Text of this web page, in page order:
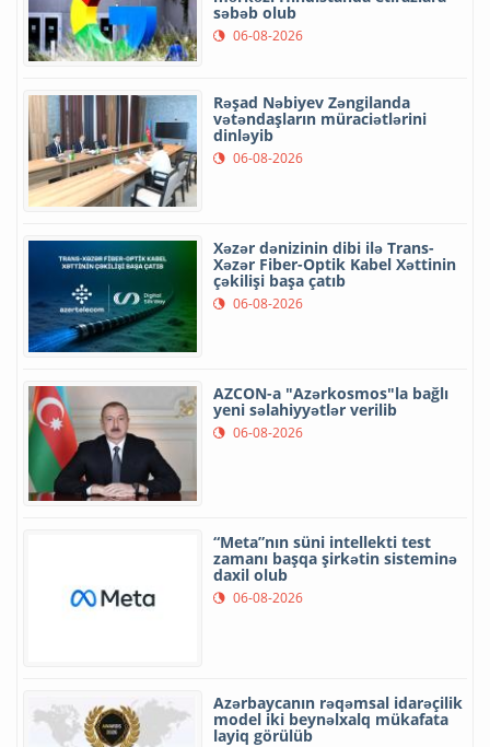
səbəb olub
06-08-2026
Rəşad Nəbiyev Zəngilanda
vətəndaşların müraciətlərini
dinləyib
06-08-2026
Xəzər dənizinin dibi ilə Trans-
Xəzər Fiber-Optik Kabel Xəttinin
çəkilişi başa çatıb
06-08-2026
AZCON-a "Azərkosmos"la bağlı
yeni səlahiyyətlər verilib
06-08-2026
“Meta”nın süni intellekti test
zamanı başqa şirkətin sisteminə
daxil olub
06-08-2026
Azərbaycanın rəqəmsal idarəçilik
model iki beynəlxalq mükafata
layiq görülüb